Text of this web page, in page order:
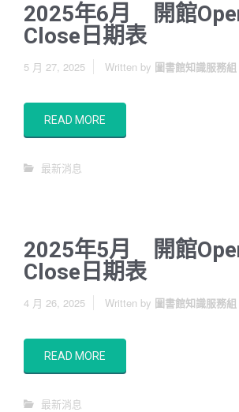
2025年6月 開館
Close日期表
5 月 27, 2025 Written by 圖書館知識服務組
READ MORE
最新消息
2025年5月 開館
Close日期表
4 月 26, 2025 Written by 圖書館知識服務組
READ MORE
最新消息